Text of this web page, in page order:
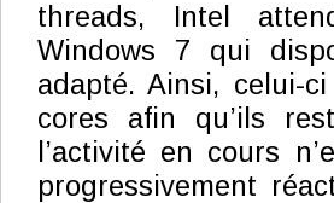
threads, Intel
Windows 7 qui
adapté. Ainsi, celui-
cores afin qu’ils
l’activité en cours
progressivement